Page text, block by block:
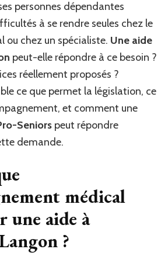
personnes dépendantes
à se rendre seules chez le
ou chez un spécialiste. Une aide
peut-elle répondre à ce besoin ?
réellement proposés ?
ce que permet la législation, ce
et comment une
Seniors peut répondre
demande.
médical
une aide à
?